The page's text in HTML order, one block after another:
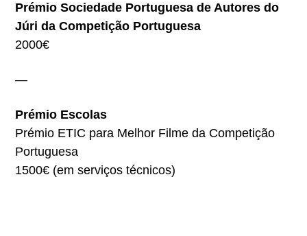
Prémio Sociedade Portuguesa de Autores do
Júri da Competição Portuguesa
2000€
—
Prémio Escolas
Prémio ETIC para Melhor Filme da Competição
Portuguesa
1500€ (em serviços técnicos)